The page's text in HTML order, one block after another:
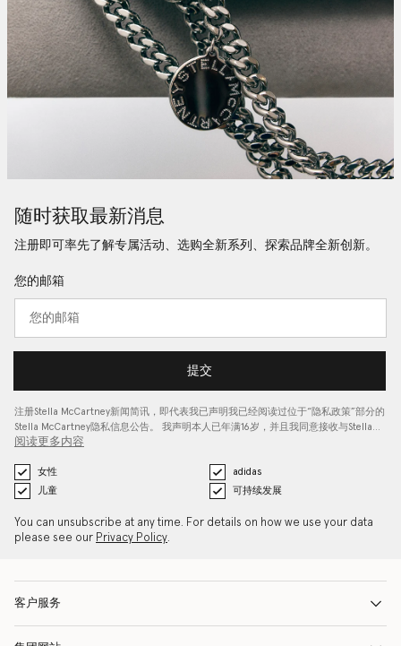
随时获取最新消息
注册即可率先了解专属活动、选购全新系列、探索品牌全新创新。
您的邮箱
提交
注册Stella McCartney新闻简讯，即代表我已声明我已经阅读过位于“ 隐私政策”部分的
Stella McCartney隐私信息公告。 我声明本人已年满16岁，并且我同意接收与Stella…
阅读更多内容
女性
adidas
儿童
可持续发展
You can unsubscribe at any time. For details on how we use your data
please see our Privacy Policy.
客户服务